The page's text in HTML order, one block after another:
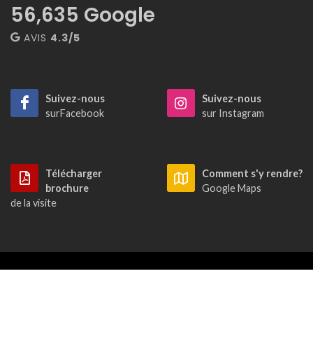
56,635 Google
AVIS 4.3/5
Suivez-nous
surFacebook
Suivez-nous
sur Instagram
Télécharger
brochure
de la visite
Comment s'y rendre?
Google Maps